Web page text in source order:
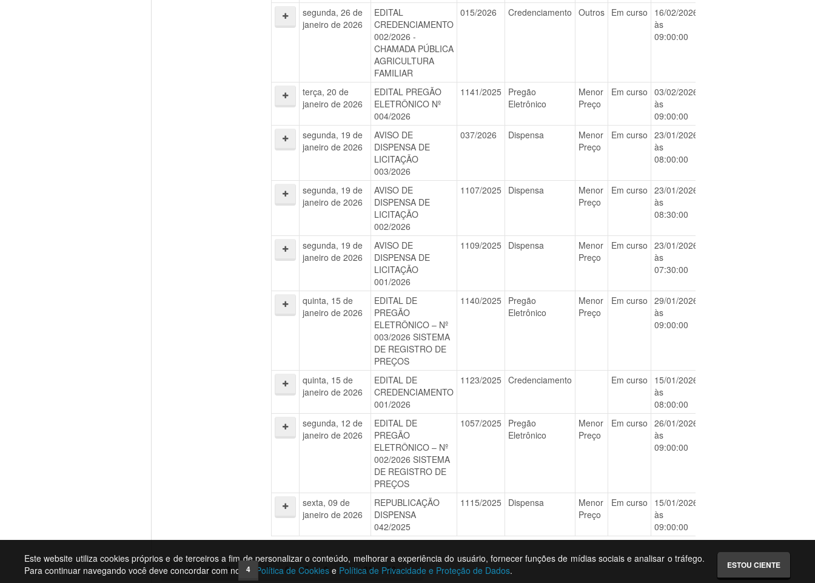
segunda, 26 de
janeiro de 2026
EDITAL
CREDENCIAMENTO
002/2026 -
CHAMADA PÚBLICA
AGRICULTURA
FAMILIAR
015/2026 Credenciamento Outros Em curso
16/02/2026
às
09:00:00
terça, 20 de
janeiro de 2026
EDITAL PREGÃO
ELETRÔNICO Nº
004/2026
1141/2025
Pregão
Eletrônico
Menor
Preço
Em curso
03/02/2026
às
09:00:00
segunda, 19 de
janeiro de 2026
AVISO DE
DISPENSA DE
LICITAÇÃO
003/2026
037/2026 Dispensa
Menor
Preço
Em curso
23/01/2026
às
08:00:00
segunda, 19 de
janeiro de 2026
AVISO DE
DISPENSA DE
LICITAÇÃO
002/2026
1107/2025 Dispensa
Menor
Preço
Em curso
23/01/2026
às
08:30:00
segunda, 19 de
janeiro de 2026
AVISO DE
DISPENSA DE
LICITAÇÃO
001/2026
1109/2025 Dispensa
Menor
Preço
Em curso
23/01/2026
às
07:30:00
quinta, 15 de
janeiro de 2026
EDITAL DE
PREGÃO
ELETRÔNICO – Nº
003/2026 SISTEMA
DE REGISTRO DE
PREÇOS
1140/2025
Pregão
Eletrônico
Menor
Preço
Em curso
29/01/2026
às
09:00:00
quinta, 15 de
janeiro de 2026
EDITAL DE
CREDENCIAMENTO
001/2026
1123/2025 Credenciamento Em curso
15/01/2026
às
08:00:00
segunda, 12 de
janeiro de 2026
EDITAL DE
PREGÃO
ELETRÔNICO – Nº
002/2026 SISTEMA
DE REGISTRO DE
PREÇOS
1057/2025
Pregão
Eletrônico
Menor
Preço
Em curso
26/01/2026
às
09:00:00
sexta, 09 de
janeiro de 2026
REPUBLICAÇÃO
DISPENSA
042/2025
1115/2025 Dispensa
Menor
Preço
Em curso
15/01/2026
às
09:00:00
« 1 2 3 4 5 6 7 8 ... 31 32 »
Este website utiliza cookies próprios e de terceiros a fim de personalizar o conteúdo, melhorar a experiência do usuário, fornecer funções de mídias sociais e analisar o tráfego.
Para continuar navegando você deve concordar com nossa
Política de Cookies e Política de Privacidade e Proteção de Dados. ESTOU CIENTE